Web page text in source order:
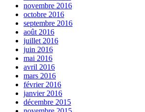
novembre 2016
octobre 2016
septembre 2016
août 2016
juillet 2016
juin 2016
mai 2016
avril 2016
mars 2016
février 2016
janvier 2016
décembre 2015